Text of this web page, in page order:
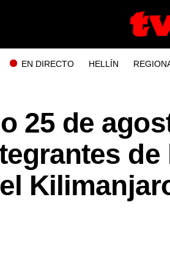
EN DIRECTO HELLÍN
25 de